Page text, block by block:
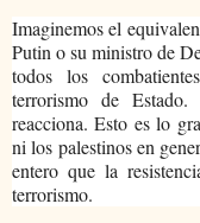
Imaginemos el
Putin o su ministro de
todos los
terrorismo de
reacciona. Esto es lo
ni los palestinos en
entero que la
terrorismo.